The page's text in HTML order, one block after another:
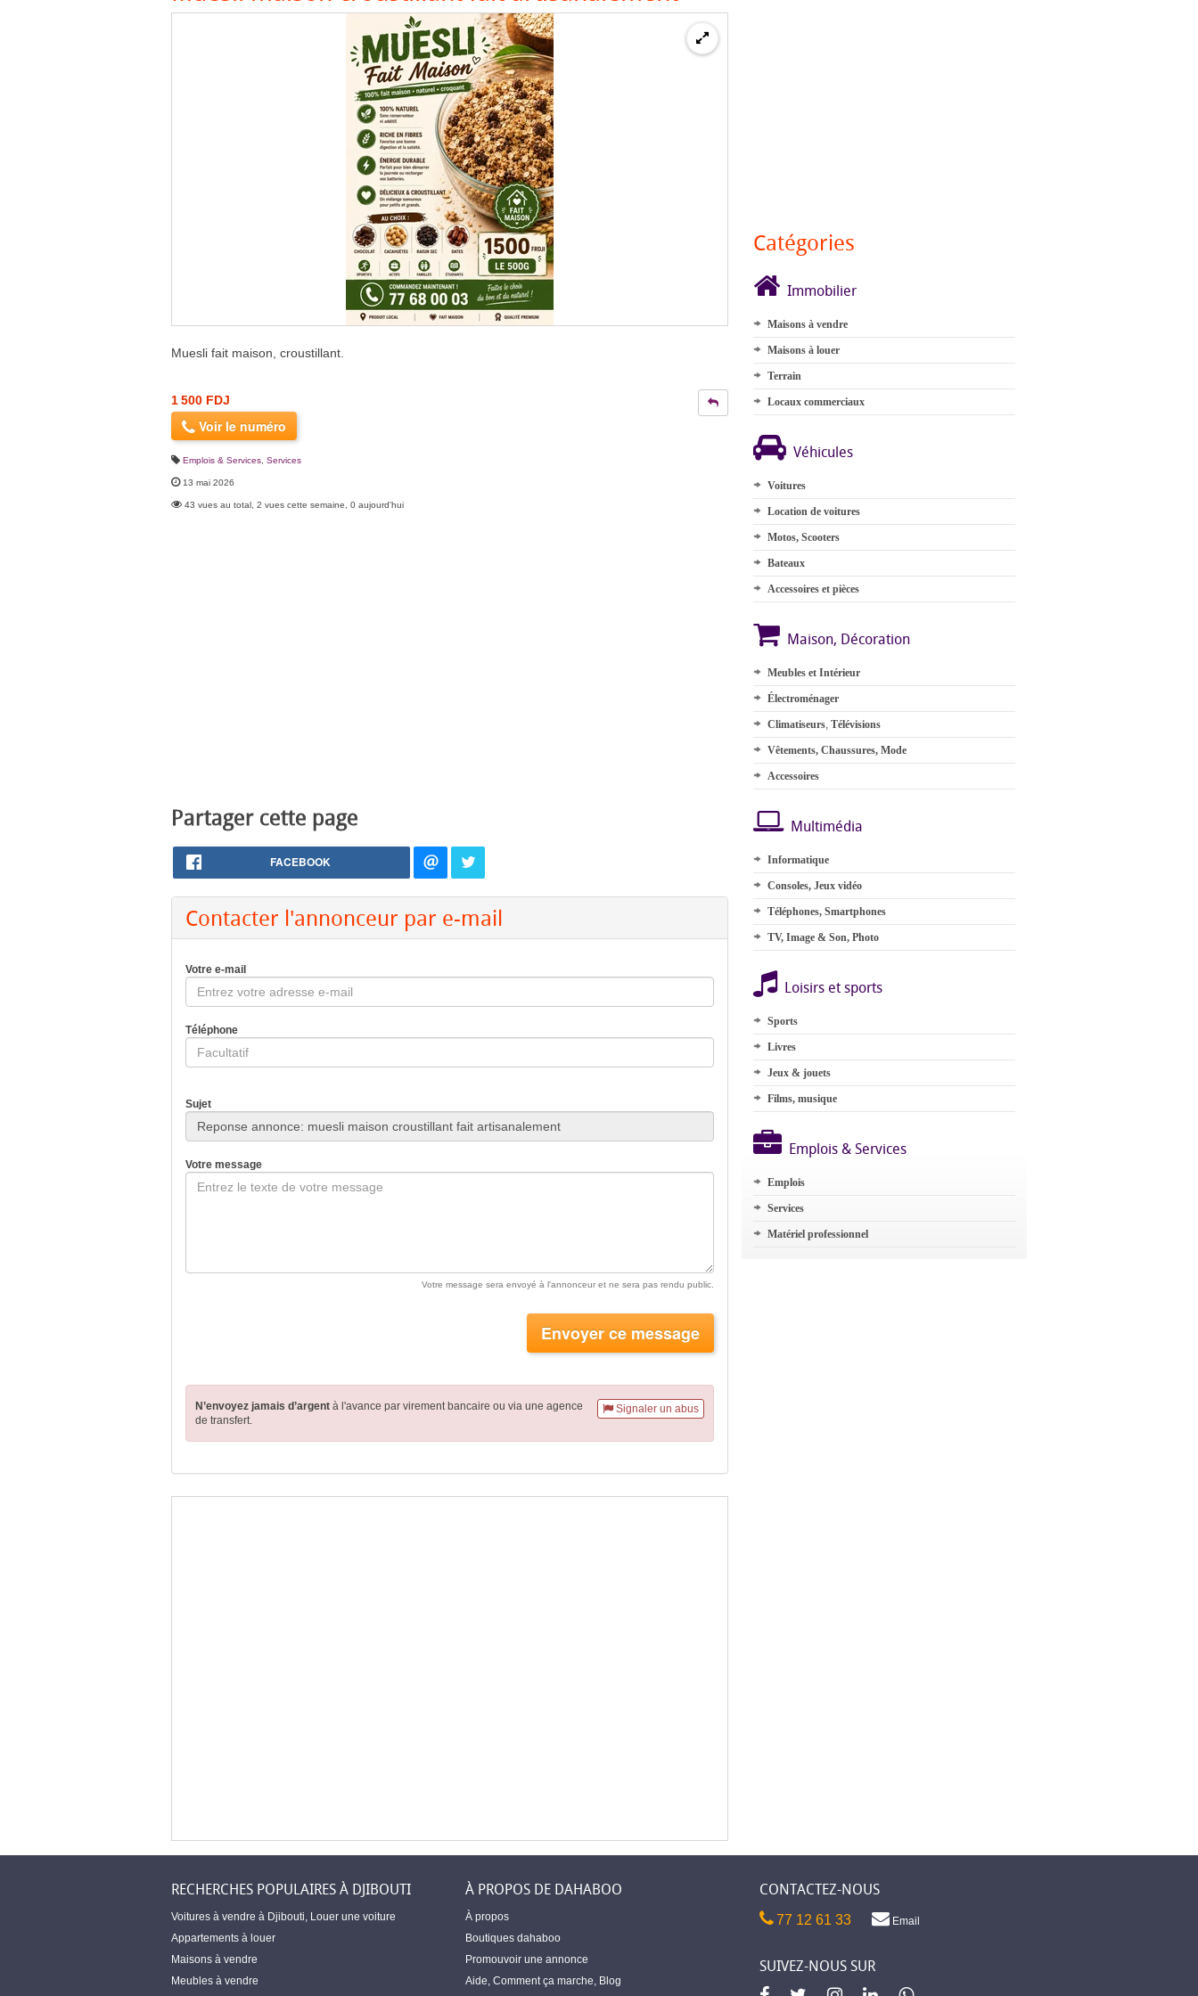
Muesli fait maison, croustillant.
1 500 FDJ
Voir le numéro
Emplois & Services Services
13 mai 2026
43 vues au total, 2 vues cette semaine, 0 aujourd'hui
Partager cette page
FACEBOOK
Contacter l'annonceur par e-mail
Votre e-mail
Téléphone
Sujet
Votre message
Votre message sera envoyé à l'annonceur et ne sera pas rendu public.
Envoyer ce message
Signaler un abus
N’envoyez jamais d’argent à l'avance par virement bancaire ou via une agence
de transfert.
Catégories
Immobilier
Maisons à vendre
Maisons à louer
Terrain
Locaux commerciaux
Véhicules
Voitures
Location de voitures
Motos, Scooters
Bateaux
Accessoires et pièces
Maison, Décoration
Meubles et Intérieur
Électroménager
Climatiseurs, Télévisions
Vêtements, Chaussures, Mode
Accessoires
Multimédia
Informatique
Consoles, Jeux vidéo
Téléphones, Smartphones
TV, Image & Son, Photo
Loisirs et sports
Sports
Livres
Jeux & jouets
Films, musique
Emplois & Services
Emplois
Services
Matériel professionnel
RECHERCHES POPULAIRES À DJIBOUTI
Voitures à vendre à Djibouti Louer une voiture
Appartements à louer
Maisons à vendre
Meubles à vendre
À PROPOS DE DAHABOO
À propos
Boutiques dahaboo
Promouvoir une annonce
Aide Comment ça marche Blog
CONTACTEZ-NOUS
77 12 61 33 Email
SUIVEZ-NOUS SUR